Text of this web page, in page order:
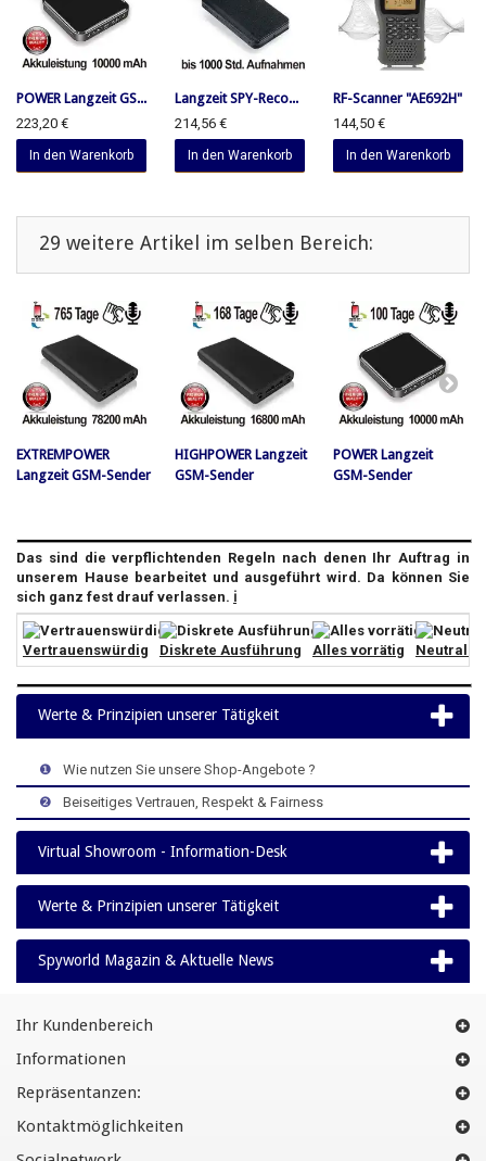
POWER Langzeit GS...
223,20 €
In den Warenkorb
Langzeit SPY-Reco...
214,56 €
In den Warenkorb
RF-Scanner "AE692H"
144,50 €
In den Warenkorb
29 weitere Artikel im selben Bereich:
EXTREMPOWER
Langzeit GSM-Sender
HIGHPOWER Langzeit
GSM-Sender
POWER Langzeit
GSM-Sender
Das sind die verpflichtenden Regeln nach denen Ihr Auftrag in
unserem Hause bearbeitet und ausgeführt wird. Da können Sie
sich ganz fest drauf verlassen. ℹ️
Vertrauenswürdig Diskrete Ausführung Alles vorrätig Neutrale
Werte & Prinzipien unserer Tätigkeit
❶
Wie nutzen Sie unsere Shop-Angebote ?
❷ Beiseitiges Vertrauen, Respekt & Fairness
Virtual Showroom - Information-Desk
Werte & Prinzipien unserer Tätigkeit
Spyworld Magazin & Aktuelle News
Ihr Kundenbereich
Informationen
Repräsentanzen:
Kontaktmöglichkeiten